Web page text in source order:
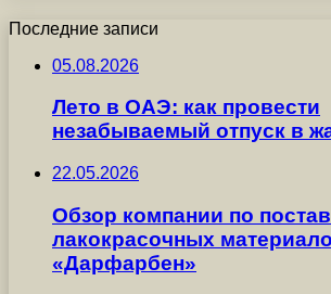
Последние записи
05.08.2026
Лето в ОАЭ: как провести
незабываемый отпуск в
22.05.2026
Обзор компании по
лакокрасочных
«Дарфарбен»